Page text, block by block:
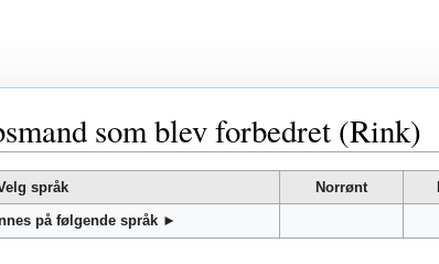
som blev forbedret (Rink)
språk Norrønt
på følgende språk ►